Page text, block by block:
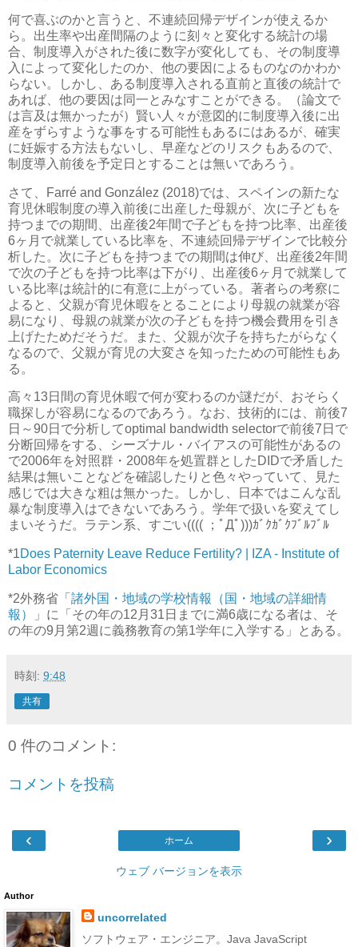
何で喜ぶのかと言うと、不連続回帰デザインが使えるか
ら。出生率や出産間隔のように刻々と変化する統計の場
合、制度導入がされた後に数字が変化しても、その制度導
入によって変化したのか、他の要因によるものなのかわか
らない。しかし、ある制度導入される直前と直後の統計で
あれば、他の要因は同一とみなすことができる。（論文で
は言及は無かったが）賢い人々が意図的に制度導入後に出
産をずらすような事をする可能性もあるにはあるが、確実
に妊娠する方法もないし、早産などのリスクもあるので、
制度導入前後を予定日とすることは無いであろう。
さて、Farré and González (2018)では、スペインの新たな
育児休暇制度の導入前後に出産した母親が、次に子どもを
持つまでの期間、出産後2年間で子どもを持つ比率、出産後
6ヶ月で就業している比率を、不連続回帰デザインで比較分
析した。次に子どもを持つまでの期間は伸び、出産後2年間
で次の子どもを持つ比率は下がり、出産後6ヶ月で就業して
いる比率は統計的に有意に上がっている。著者らの考察に
よると、父親が育児休暇をとることにより母親の就業が容
易になり、母親の就業が次の子どもを持つ機会費用を引き
上げたためだそうだ。また、父親が次子を持ちたがらなく
なるので、父親が育児の大変さを知ったための可能性もあ
る。
高々13日間の育児休暇で何が変わるのか謎だが、おそらく
職探しが容易になるのであろう。なお、技術的には、前後7
日～90日で分析してoptimal bandwidth selectorで前後7日で
分断回帰をする、シーズナル・バイアスの可能性があるの
で2006年を対照群・2008年を処置群としたDIDで矛盾した
結果は無いことなどを確認したりと色々やっていて、見た
感じでは大きな粗は無かった。しかし、日本ではこんな乱
暴な制度導入はできないであろう。学年で扱いを変えてし
まいそうだ。ラテン系、すごい(((( ；ﾟДﾟ)))ｶﾞｸｶﾞｸﾌﾞﾙﾌﾞﾙ
*1Does Paternity Leave Reduce Fertility? | IZA - Institute of
Labor Economics
*2外務省「 諸外国・地域の学校情報（国・地域の詳細情
報）
」に「その年の12月31日までに満6歳になる者は、そ
の年の9月第2週に義務教育の第1学年に入学する」とある。
時刻: 9:48
共有
0 件のコメント:
コメントを投稿
‹ ›
ホーム
ウェブ バージョンを表示
Author
uncorrelated
ソフトウェア・エンジニア。Java JavaScript